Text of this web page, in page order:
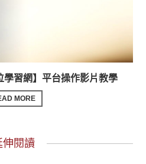
學習網】平台操作影片教學
MORE
伸閱讀